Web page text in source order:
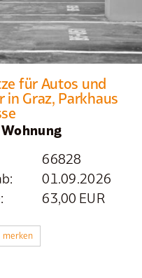
für Autos und
in Graz, Parkhaus
66828
01.09.2026
63,00 EUR
merken